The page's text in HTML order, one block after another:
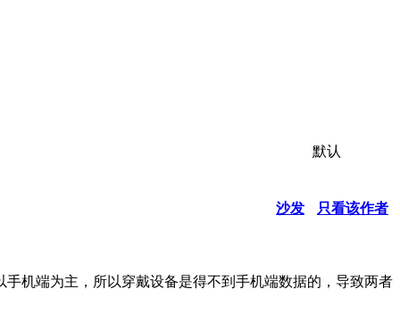
默认
沙发 只看该作者
机端为主，所以穿戴设备是得不到手机端数据的，导致两者